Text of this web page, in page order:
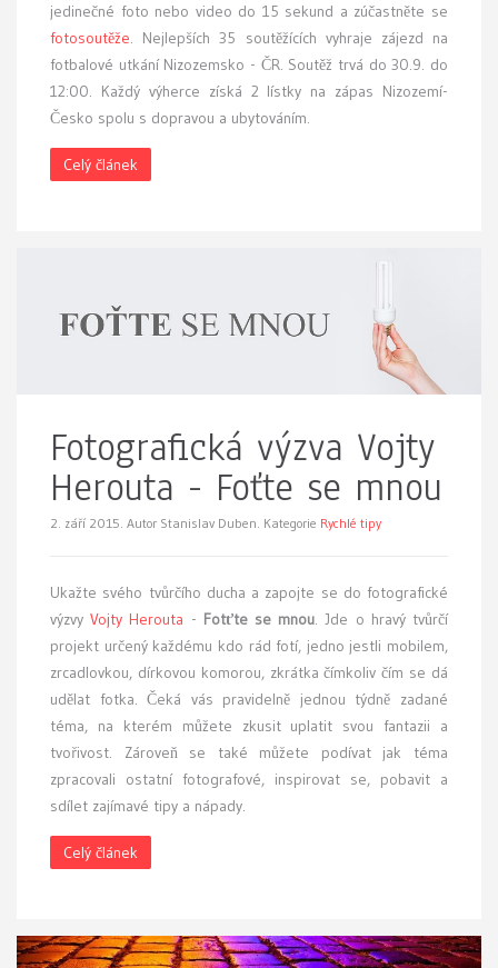
jedinečné foto nebo video do 15 sekund a zúčastněte se
fotosoutěže. Nejlepších 35 soutěžících vyhraje zájezd na
fotbalové utkání Nizozemsko - ČR. Soutěž trvá do 30.9. do
12:00. Každý výherce získá 2 lístky na zápas Nizozemí-
Česko spolu s dopravou a ubytováním.
Celý článek
Fotografická výzva Vojty
Herouta - Foťte se mnou
2. září 2015. Autor Stanislav Duben. Kategorie Rychlé tipy
Ukažte svého tvůrčího ducha a zapojte se do fotografické
výzvyVojty Herouta - Fotťte se mnou. Jde o hravý tvůrčí
projekt určený každému kdo rád fotí, jedno jestli mobilem,
zrcadlovkou, dírkovou komorou, zkrátka čímkoliv čím se dá
udělat fotka. Čeká vás pravidelně jednou týdně zadané
téma, na kterém můžete zkusit uplatit svou fantazii a
tvořivost. Zároveň se také můžete podívat jak téma
zpracovali ostatní fotografové, inspirovat se, pobavit a
sdílet zajímavé tipy a nápady.
Celý článek